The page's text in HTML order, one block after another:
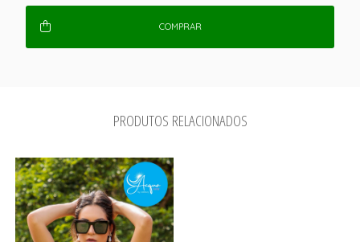
COMPRAR
PRODUTOS RELACIONADOS